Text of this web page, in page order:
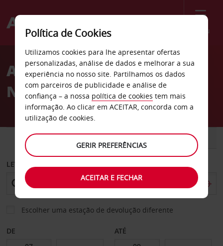
Menu
Welcome
AvisAluguer de carros Ilha do
Norte
CARRO COMERCIAIS
LEVANTAR EM
Escolher uma estação de devolução diferente
DE ATÉ
Política de Cookies
Utilizamos cookies para lhe apresentar ofertas
personalizadas, análise de dados e melhorar a sua
experiência no nosso site. Partilhamos os dados
com parceiros de publicidade e análise de
confiança – a nossa política de cookies tem mais
informação. Ao clicar em ACEITAR, concorda com a
utilização de cookies.
GERIR PREFERÊNCIAS
ACEITAR E FECHAR